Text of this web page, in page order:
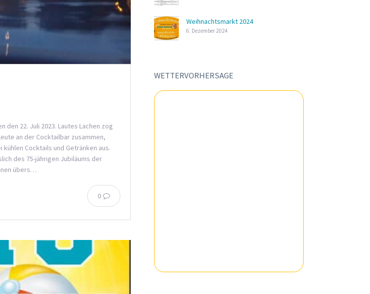
den 22. Juli 2023. Lautes Lachen zog
an der Cocktailbar zusammen,
Cocktails und Getränken aus.
des 75-jährigen Jubiläums der
übers…
0
Weihnachtsmarkt 2024
6. Dezember 2024
WETTERVORHERSAGE